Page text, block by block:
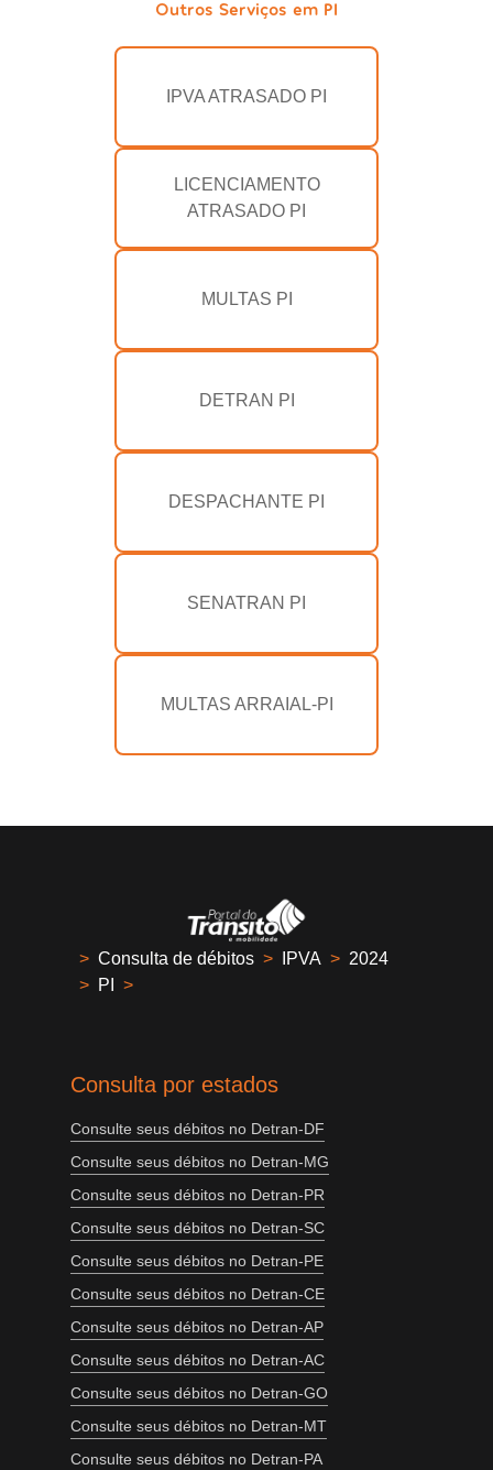
Outros Serviços em PI
IPVA ATRASADO PI
LICENCIAMENTO
ATRASADO PI
MULTAS PI
DETRAN PI
DESPACHANTE PI
SENATRAN PI
MULTAS ARRAIAL-PI
> Consulta de débitos > IPVA > 2024
> PI >
Consulta por estados
Consulte seus débitos no Detran-DF
Consulte seus débitos no Detran-MG
Consulte seus débitos no Detran-PR
Consulte seus débitos no Detran-SC
Consulte seus débitos no Detran-PE
Consulte seus débitos no Detran-CE
Consulte seus débitos no Detran-AP
Consulte seus débitos no Detran-AC
Consulte seus débitos no Detran-GO
Consulte seus débitos no Detran-MT
Consulte seus débitos no Detran-PA